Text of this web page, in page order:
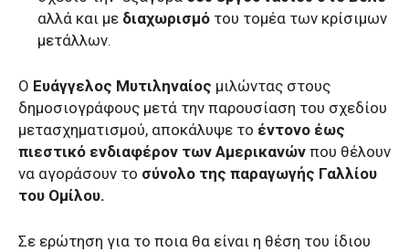
αλλά και με διαχωρισμό του τομέα των κρίσιμων
μετάλλων.
Ο Ευάγγελος Μυτιληναίος μιλώντας στους
δημοσιογράφους μετά την παρουσίαση του σχεδίου
μετασχηματισμού, αποκάλυψε το έντονο έως
πιεστικό ενδιαφέρον των Αμερικανών που θέλουν
να αγοράσουν το σύνολο της παραγωγής Γαλλίου
του Ομίλου.
Σε ερώτηση για το ποια θα είναι η θέση του ίδιου